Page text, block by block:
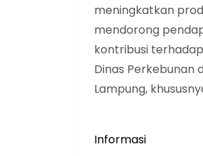
meningkatkan
mendorong
kontribusi
Dinas
Lampung,
Informasi